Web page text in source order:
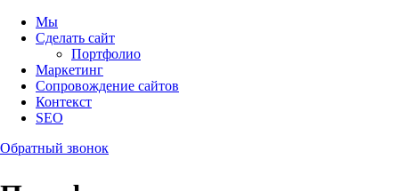
Мы
Сделать сайт
Портфолио
Маркетинг
Сопровождение сайтов
Контекст
SEO
Обратный звонок